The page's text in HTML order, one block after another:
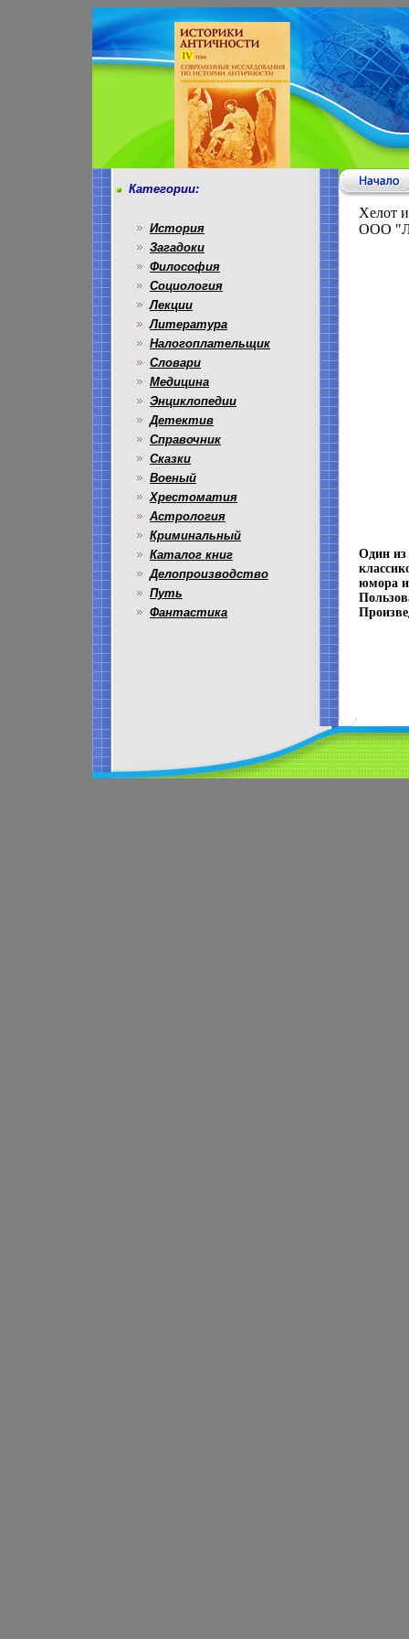
Категории:
История
Загадоки
Философия
Социология
Лекции
Литература
Налогоплательщик
Словари
Медицина
Энциклопедии
Детектив
Справочник
Сказки
Военый
Хрестоматия
Астрология
Криминальный
Каталог книг
Делопроизводство
Путь
Фантастика
Хелот
ООО
Один из
юмора и